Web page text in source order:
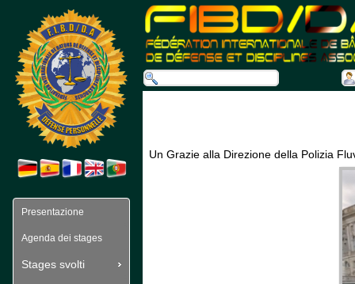
Presentazione
Agenda dei stages
Stages svolti
Un Grazie alla Direzione della Polizia